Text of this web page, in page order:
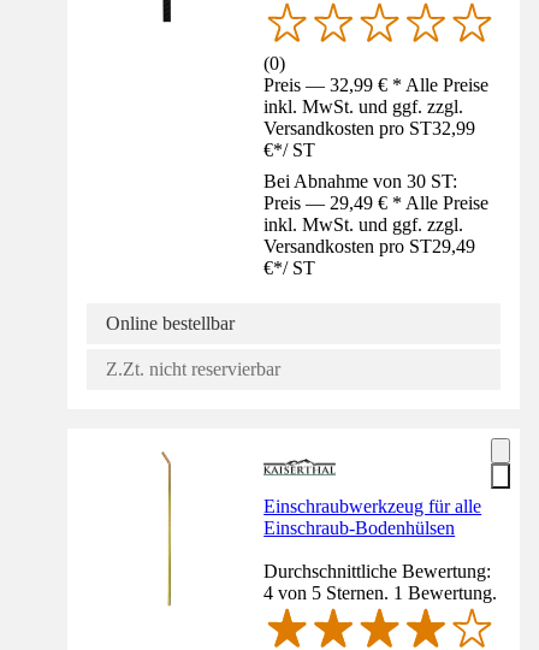
(0)
Preis — 32,99 € * Alle Preise
inkl. MwSt. und ggf. zzgl.
Versandkosten pro ST32,99
€*/ ST
Bei Abnahme von 30 ST:
Preis — 29,49 € * Alle Preise
inkl. MwSt. und ggf. zzgl.
Versandkosten pro ST29,49
€*/ ST
Online bestellbar
Z.Zt. nicht reservierbar
Einschraubwerkzeug für alle
Einschraub-Bodenhülsen
Durchschnittliche Bewertung:
4 von 5 Sternen. 1 Bewertung.